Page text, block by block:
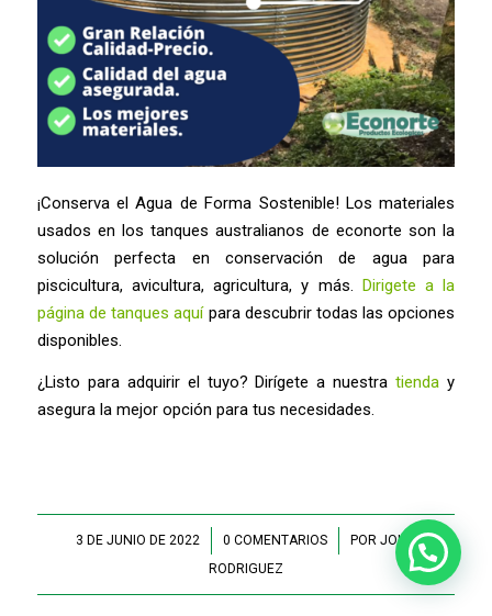
¡Conserva el Agua de Forma Sostenible! Los materiales
usados en los tanques australianos de econorte son la
solución perfecta en conservación de agua para
piscicultura, avicultura, agricultura, y más. Dirigete a la
página de tanques aquípara descubrir todas las opciones
disponibles.
¿Listo para adquirir el tuyo? Dirígete a nuestratienda y
asegura la mejor opción para tus necesidades.
3 DE JUNIO DE 2022
/ 0 COMENTARIOS
/ POR JOHN
RODRIGUEZ